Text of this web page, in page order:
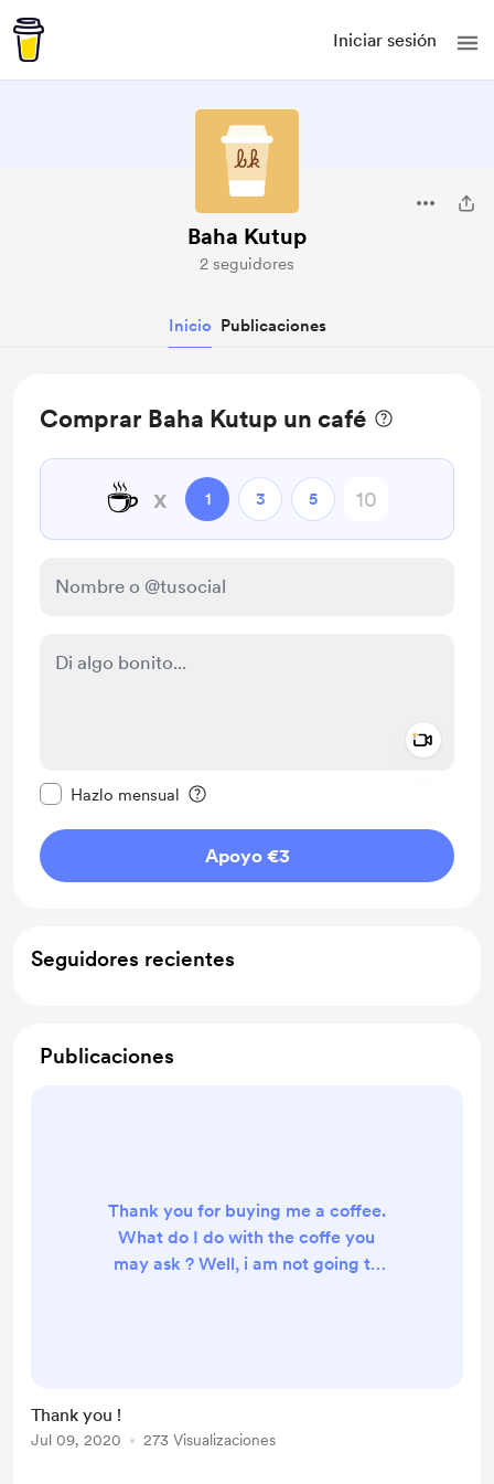
Iniciar sesión
Baha Kutup
2 seguidores
Inicio Publicaciones
Comprar Baha Kutup un café
☕ x 1 3 5
Hazlo mensual
Apoyo €3
Seguidores recientes
Publicaciones
Thank you for buying me a coffee.
What do I do with the coffe you
may ask ? Well, i am not going to
Thank you !
Jul 09, 2020 273 Visualizaciones